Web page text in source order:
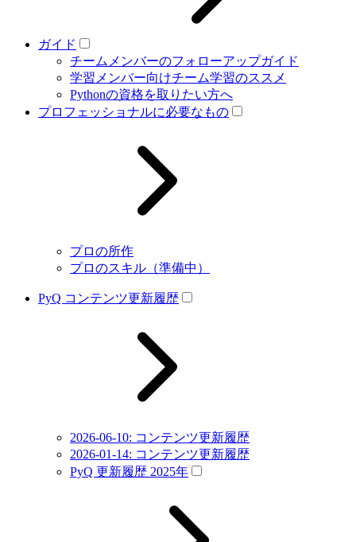
ガイド
チームメンバーのフォローアップガイド
学習メンバー向けチーム学習のススメ
Pythonの資格を取りたい方へ
プロフェッショナルに必要なもの
プロの所作
プロのスキル（準備中）
PyQ コンテンツ更新履歴
2026-06-10: コンテンツ更新履歴
2026-01-14: コンテンツ更新履歴
PyQ 更新履歴 2025年